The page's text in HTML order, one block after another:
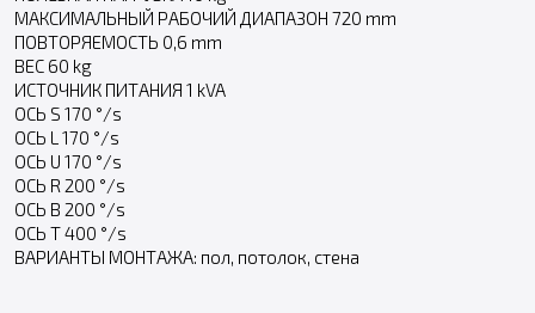
МАКСИМАЛЬНЫЙ РАБОЧИЙ ДИАПАЗОН 720 mm
ПОВТОРЯЕМОСТЬ 0,6 mm
ВЕС 60 kg
ИСТОЧНИК ПИТАНИЯ 1 kVA
ОСЬ S 170 °/s
ОСЬ L 170 °/s
ОСЬ U 170 °/s
ОСЬ R 200 °/s
ОСЬ B 200 °/s
ОСЬ T 400 °/s
ВАРИАНТЫ МОНТАЖА: пол, потолок, стена